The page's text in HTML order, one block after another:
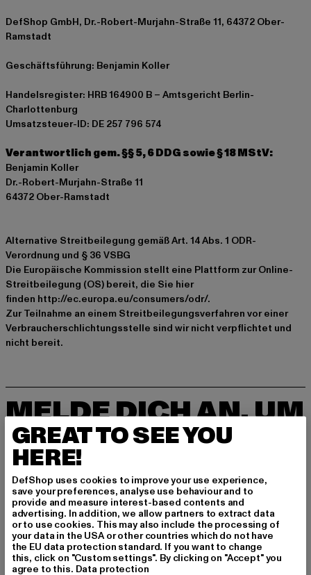
DefShop GmbH, Dr.-Robert-Murjahn-Straße 11, 64372 Ober-
Ramstadt
Geschäftsführung: Benjamin Koller
Handelsregister: HRB 164900 B – Amtsgericht Berlin-
Charlottenburg
Umsatzsteuer-ID: DE 257 796 574
Verantwortlich gem. §§ 5, 6 DDG sowie § 18 MStV:
Benjamin Koller
Dr.-Robert-Murjahn-Straße 11
64372 Ober-Ramstadt
Alternative Streitbeilegung gemäß Art. 14 Abs. 1 ODR-
Verordnung und § 36 VSBG
Die Europäische Kommission stellt eine Plattform zur Online-
Streitbeilegung (OS) bereit, die Sie hier
finden http://ec.europa.eu/consumers/odr/.
Zur Teilnahme an einem Streitbeilegungsverfahren vor einer
Verbraucherschlichtungsstelle sind wir nicht verpflichtet und
nicht bereit.
MELDE DICH AN, UM
INSPIRIERT ZU BLEI
BEN!
Melde dich hier für unseren Newsletter an und
erhalte künftig Informationen über aktuelle Tre
nds, Angebote und Gutscheine von DefShop p
er E-Mail!
GREAT TO SEE YOU
HERE!
DefShop uses cookies to improve your use experience,
save your preferences, analyse use behaviour and to
provide and measure interest-based contents and
advertising. In addition, we allow partners to extract data
or to use cookies. This may also include the processing of
your data in the USA or other countries which do not have
the EU data protection standard. If you want to change
this, click on "Custom settings". By clicking on "Accept" you
agree to this. Data protection